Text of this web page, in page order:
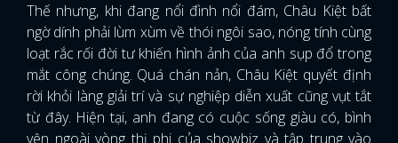
Thế nhưng, khi đang nổi đình nổi đám, Châu Kiệt bất
ngờ dính phải lùm xùm về thói ngôi sao, nóng tính cùng
loạt rắc rối đời tư khiến hình ảnh của anh sụp đổ trong
mắt công chúng. Quá chán nản, Châu Kiệt quyết định
rời khỏi làng giải trí và sự nghiệp diễn xuất cũng vụt tắt
từ đây. Hiện tại, anh đang có cuộc sống giàu có, bình
yên ngoài vòng thị phi của showbiz và tập trung vào